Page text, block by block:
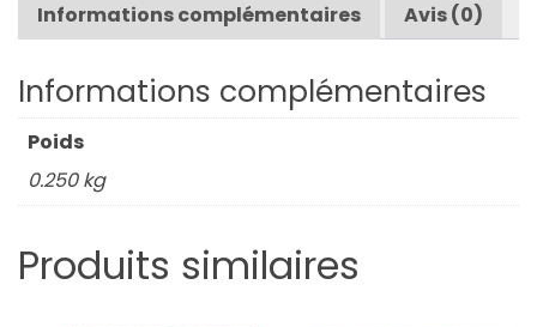
Informations complémentaires Avis (0)
Informations complémentaires
Poids
0.250 kg
Produits similaires